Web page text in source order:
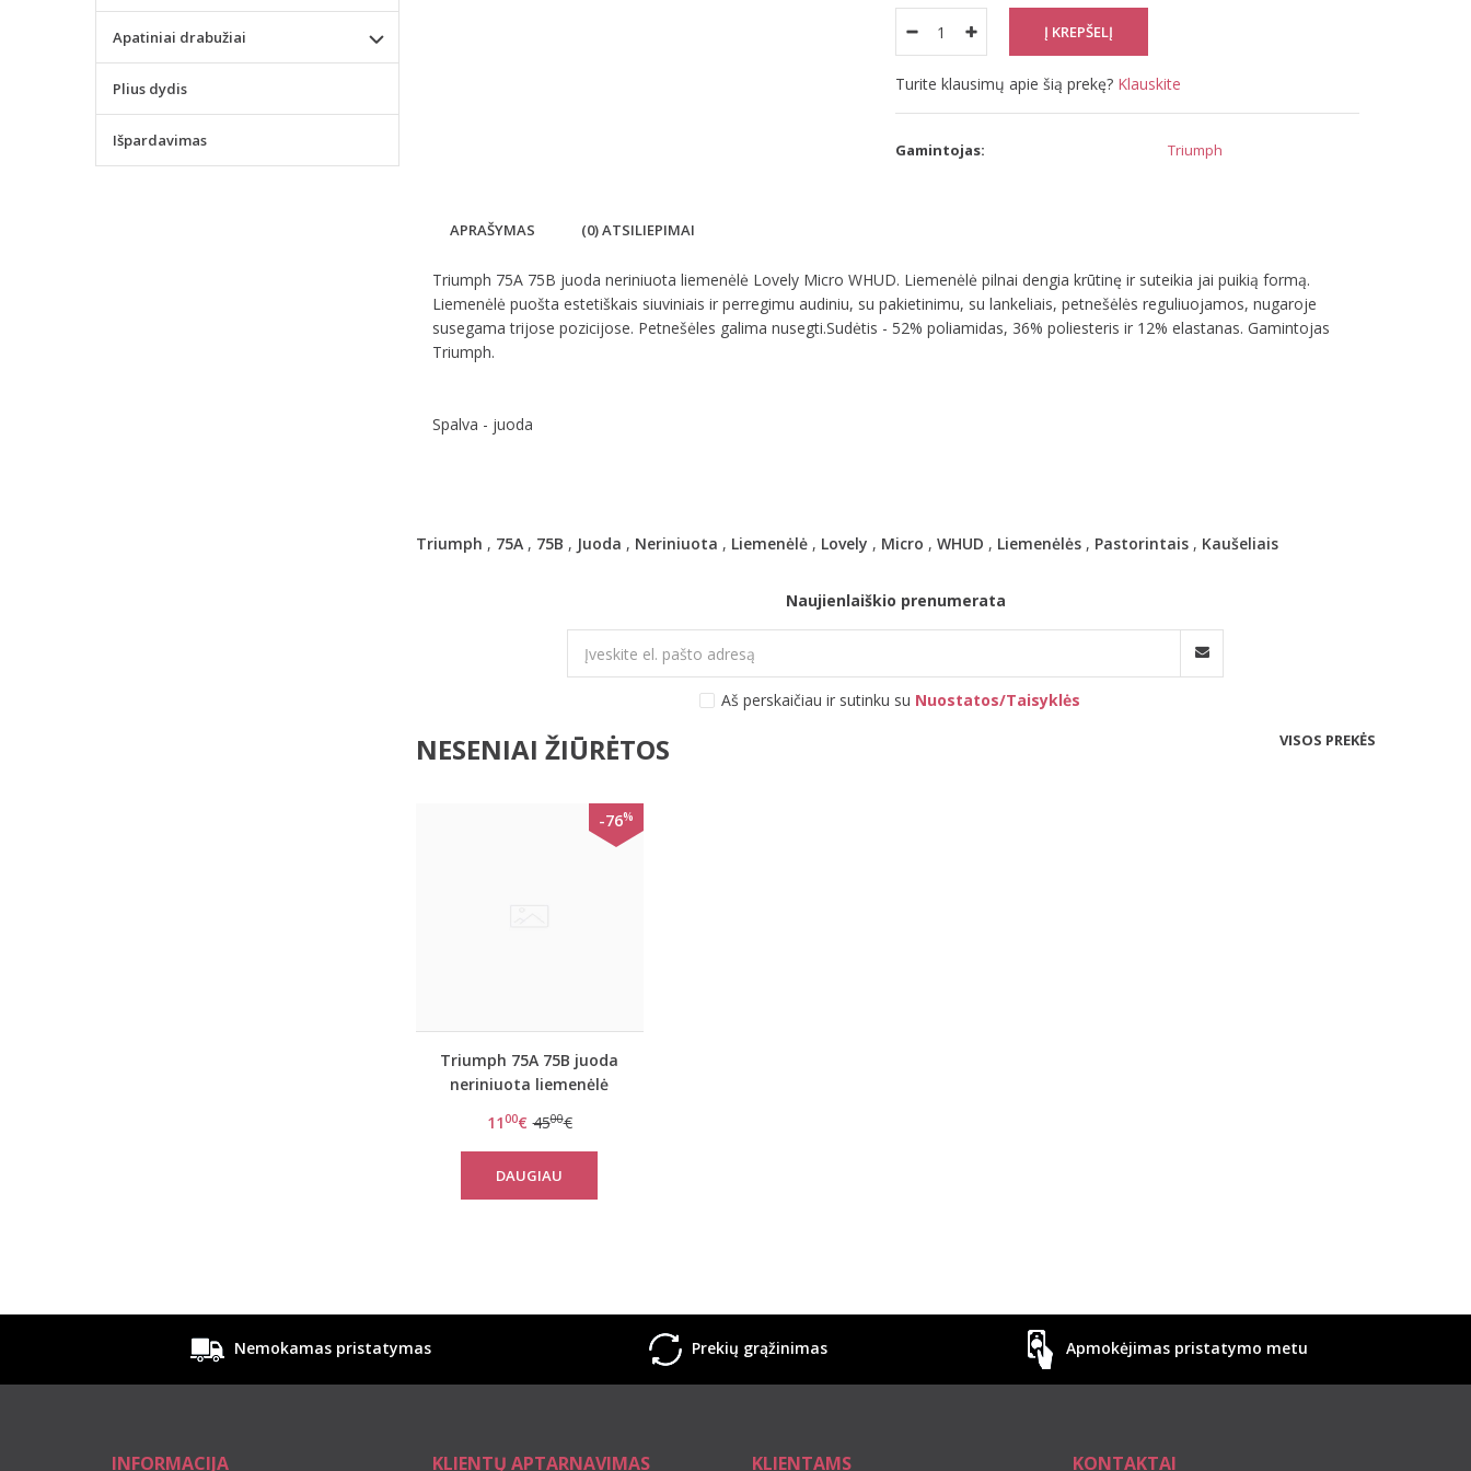
Turite klausimų apie šią prekę? Klauskite
Gamintojas: Triumph
APRAŠYMAS (0) ATSILIEPIMAI
Triumph 75A 75B juoda neriniuota liemenėlė Lovely Micro WHUD. Liemenėlė pilnai dengia krūtinę ir suteikia jai puikią formą.
Liemenėlė puošta estetiškais siuviniais ir perregimu audiniu, su pakietinimu, su lankeliais, petnešėlės reguliuojamos, nugaroje
susegama trijose pozicijose. Petnešėles galima nusegti.Sudėtis - 52% poliamidas, 36% poliesteris ir 12% elastanas. Gamintojas
Triumph.
Spalva - juoda
Triumph , 75A, 75B , Juoda , Neriniuota , Liemenėlė, Lovely , Micro , WHUD , Liemenėlės, Pastorintais, Kaušeliais
Naujienlaiškio prenumerata
Aš perskaičiau ir sutinku su Nuostatos/Taisyklės
NESENIAI ŽIŪRĖTOS VISOS PREKĖS
-76%
Triumph 75A 75B juoda
neriniuota liemenėlė
1100€ 4500€
DAUGIAU
Apatiniai drabužiai
Plius dydis
Išpardavimas
Nemokamas pristatymas Prekių grąžinimas Apmokėjimas pristatymo metu
INFORMACIJA KLIENTŲ APTARNAVIMAS KLIENTAMS KONTAKTAI